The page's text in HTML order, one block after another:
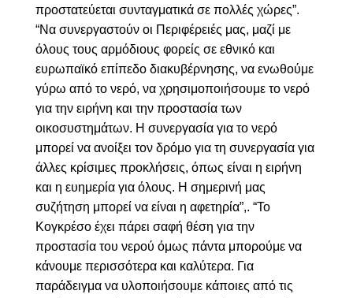
προστατεύεται συνταγματικά σε πολλές χώρες”.
“Να συνεργαστούν οι Περιφέρειές μας, μαζί με
όλους τους αρμόδιους φορείς σε εθνικό και
ευρωπαϊκό επίπεδο διακυβέρνησης, να ενωθούμε
γύρω από το νερό, να χρησιμοποιήσουμε το νερό
για την ειρήνη και την προστασία των
οικοσυστημάτων. Η συνεργασία για το νερό
μπορεί να ανοίξει τον δρόμο για τη συνεργασία για
άλλες κρίσιμες προκλήσεις, όπως είναι η ειρήνη
και η ευημερία για όλους. Η σημερινή μας
συζήτηση μπορεί να είναι η αφετηρία”,. “Το
Κογκρέσο έχει πάρει σαφή θέση για την
προστασία του νερού όμως πάντα μπορούμε να
κάνουμε περισσότερα και καλύτερα. Για
παράδειγμα να υλοποιήσουμε κάποιες από τις